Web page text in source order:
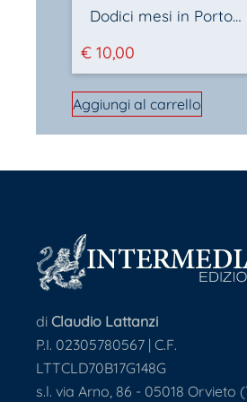
Dodici mesi in Portogallo
€ 10,00
Aggiungi al carrello
di Claudio Lattanzi
P.I. 02305780567 | C.F.
LTTCLD70B17G148G
s.l. via Arno, 86 - 05018 Orvieto